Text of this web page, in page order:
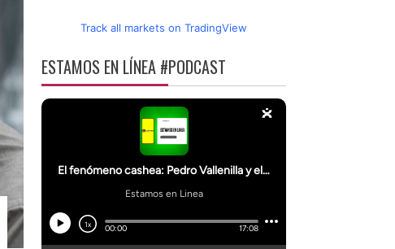
Track all markets on TradingView
ESTAMOS EN LÍNEA #PODCAST